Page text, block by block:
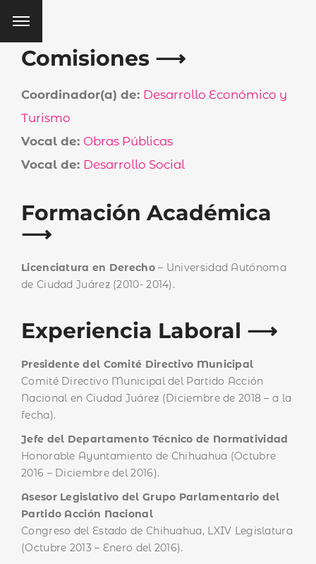
Comisiones ⟶
Coordinador(a) de: Desarrollo Económico y
Turismo
Vocal de: Obras Públicas
Vocal de: Desarrollo Social
Formación Académica
⟶
Licenciatura en Derecho– Universidad Autónoma
de Ciudad Juárez (2010- 2014).
Experiencia Laboral ⟶
Presidente del Comité Directivo Municipal
Comité Directivo Municipal del Partido Acción
Nacional en Ciudad Juárez (Diciembre de 2018 – a la
fecha).
Jefe del Departamento Técnico de Normatividad
Honorable Ayuntamiento de Chihuahua (Octubre
2016 – Diciembre del 2016).
Asesor Legislativo del Grupo Parlamentario del
Partido Acción Nacional
Congreso del Estado de Chihuahua, LXIV Legislatura
(Octubre 2013 – Enero del 2016).